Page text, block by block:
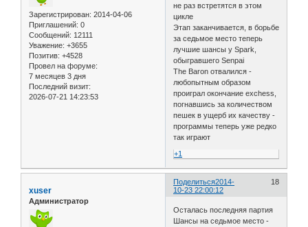
Зарегистрирован: 2014-04-06
Приглашений: 0
Сообщений: 12111
Уважение: +3655
Позитив: +4528
Провел на форуме:
7 месяцев 3 дня
Последний визит:
2026-07-21 14:23:53
не раз встретятся в этом
цикле
Этап заканчивается, в борьбе
за седьмое место теперь
лучшие шансы у Spark,
обыгравшего Senpai
The Baron отвалился -
любопытным образом
проиграл окончание exchess,
погнавшись за количеством
пешек в ущерб их качеству -
программы теперь уже редко
так играют
+1
Поделиться 18
2014-
10-23 22:00:12
xuser
Администратор
Осталась последняя партия
Шансы на седьмое место -